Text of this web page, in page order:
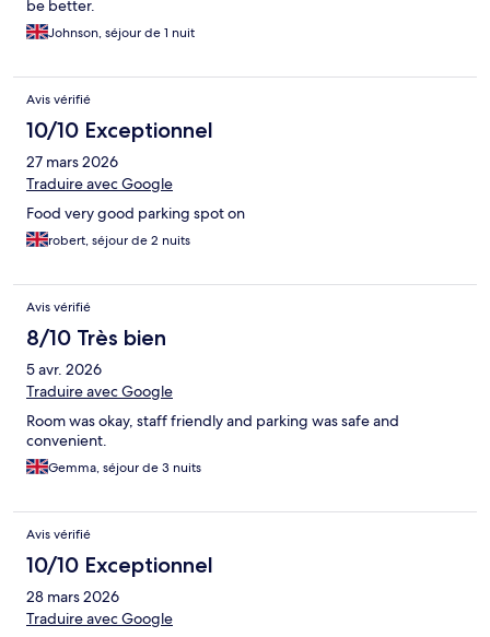
be better.
Johnson, séjour de 1 nuit
Avis vérifié
10/10 Exceptionnel
27 mars 2026
Traduire avec Google
Food very good parking spot on
robert, séjour de 2 nuits
Avis vérifié
8/10 Très bien
5 avr. 2026
Traduire avec Google
Room was okay, staff friendly and parking was safe and
convenient.
Gemma, séjour de 3 nuits
Avis vérifié
10/10 Exceptionnel
28 mars 2026
Traduire avec Google